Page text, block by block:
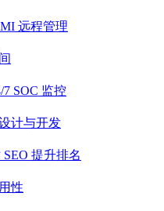
远程管理
SOC 监控
计与开发
提升排名
性